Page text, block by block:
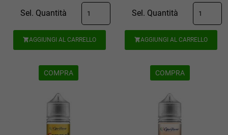
Sel. Quantità
AGGIUNGI AL CARRELLO
COMPRA
Sel. Quantità
AGGIUNGI AL CARRELLO
COMPRA